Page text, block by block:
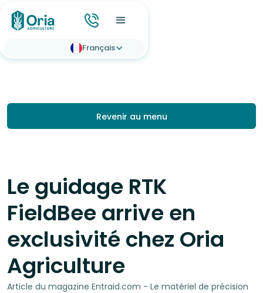
Français
Revenir au menu
Le guidage RTK
FieldBee arrive en
exclusivité chez Oria
Agriculture
Article du magazine Entraid.com - Le matériel de précision